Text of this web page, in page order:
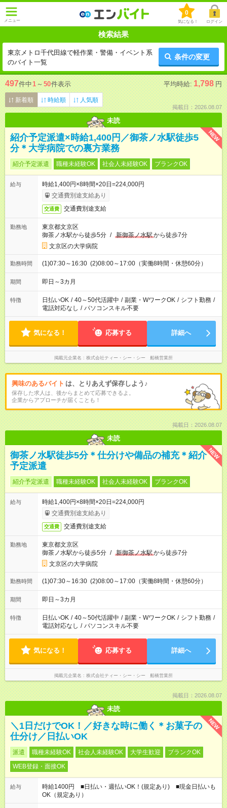
メニュー
0
気になる！ ログイン
検索結果
東京メトロ千代田線で軽作業・警備・イベント系
のバイト一覧
条件の変更
497件中1 ～ 50件表示 平均時給: 1,798 円
新着順 時給順 人気順
掲載日：2026.08.07
未読
NEW
紹介予定派遣×時給1,400円／御茶ノ水駅徒歩5
分＊大学病院での裏方業務
紹介予定派遣 職種未経験OK 社会人未経験OK ブランクOK
給与
時給1,400円×8時間×20日=224,000円
交通費別途支給あり
交通費 交通費別途支給
勤務地
東京都文京区
御茶ノ水駅から徒歩5分 / 新御茶ノ水駅から徒歩7分
文京区の大学病院
勤務時間 (1)07:30～16:30 (2)08:00～17:00（実働8時間・休憩60分）
期間 即日～3カ月
特徴 日払いOK / 40～50代活躍中 / 副業・WワークOK / シフト勤務 /
電話対応なし / パソコンスキル不要
気になる！ 応募する 詳細へ
掲載元企業名 株式会社ティー・シー・シー 船橋営業所
興味のあるバイト は、とりあえず保存しよう♪
保存した求人は、後からまとめて応募できるよ。
企業からアプローチが届くことも！
掲載日：2026.08.07
未読
NEW
御茶ノ水駅徒歩5分＊仕分けや備品の補充＊紹介
予定派遣
紹介予定派遣 職種未経験OK 社会人未経験OK ブランクOK
給与
時給1,400円×8時間×20日=224,000円
交通費別途支給あり
交通費 交通費別途支給
勤務地
東京都文京区
御茶ノ水駅から徒歩5分 / 新御茶ノ水駅から徒歩7分
文京区の大学病院
勤務時間 (1)07:30～16:30 (2)08:00～17:00（実働8時間・休憩60分）
期間 即日～3カ月
特徴 日払いOK / 40～50代活躍中 / 副業・WワークOK / シフト勤務 /
電話対応なし / パソコンスキル不要
気になる！ 応募する 詳細へ
掲載元企業名 株式会社ティー・シー・シー 船橋営業所
掲載日：2026.08.07
未読
NEW
＼1日だけでOK！／好きな時に働く＊お菓子の
仕分け／日払いOK
派遣 職種未経験OK 社会人未経験OK 大学生歓迎
ブランクOK
WEB登録・面接OK
給与
時給1400円 ■日払い・週払いOK！(規定あり) ■現金日払いも
OK（規定あり）